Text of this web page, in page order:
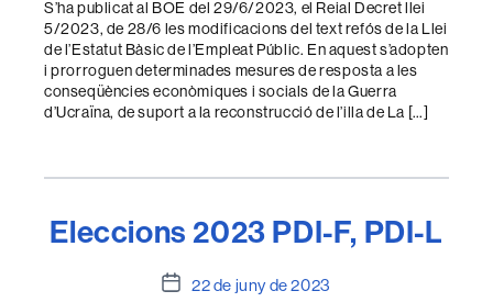
S’ha publicat al BOE del 29/6/2023, el Reial Decret llei
5/2023, de 28/6 les modificacions del text refós de la Llei
de l’Estatut Bàsic de l’Empleat Públic. En aquest s’adopten
i prorroguen determinades mesures de resposta a les
conseqüències econòmiques i socials de la Guerra
d’Ucraïna, de suport a la reconstrucció de l’illa de La […]
Eleccions 2023 PDI-F, PDI-L
Data22 de juny de 2023